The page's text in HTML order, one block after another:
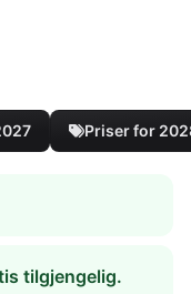
Priser for
tilgjengelig.